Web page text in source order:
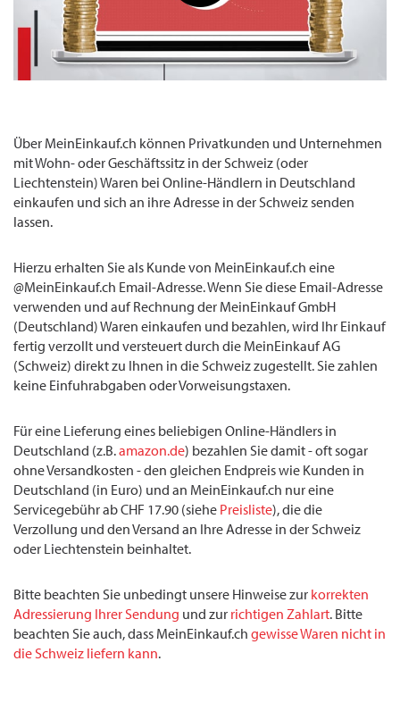
Über MeinEinkauf.ch können Privatkunden und Unternehmen
mit Wohn- oder Geschäftssitz in der Schweiz (oder
Liechtenstein) Waren bei Online-Händlern in Deutschland
einkaufen und sich an ihre Adresse in der Schweiz senden
lassen.
Hierzu erhalten Sie als Kunde von MeinEinkauf.ch eine
@MeinEinkauf.ch Email-Adresse. Wenn Sie diese Email-Adresse
verwenden und auf Rechnung der MeinEinkauf GmbH
(Deutschland) Waren einkaufen und bezahlen, wird Ihr Einkauf
fertig verzollt und versteuert durch die MeinEinkauf AG
(Schweiz) direkt zu Ihnen in die Schweiz zugestellt. Sie zahlen
keine Einfuhrabgaben oder Vorweisungstaxen.
Für eine Lieferung eines beliebigen Online-Händlers in
Deutschland (z.B.amazon.de) bezahlen Sie damit - oft sogar
ohne Versandkosten - den gleichen Endpreis wie Kunden in
Deutschland (in Euro) und an MeinEinkauf.ch nur eine
Servicegebühr ab CHF 17.90 (siehe Preisliste), die die
Verzollung und den Versand an Ihre Adresse in der Schweiz
oder Liechtenstein beinhaltet.
Bitte beachten Sie unbedingt unsere Hinweise zur korrekten
Adressierung Ihrer Sendung und zur richtigen Zahlart. Bitte
beachten Sie auch, dass MeinEinkauf.ch gewisse Waren nicht in
die Schweiz liefern kann.